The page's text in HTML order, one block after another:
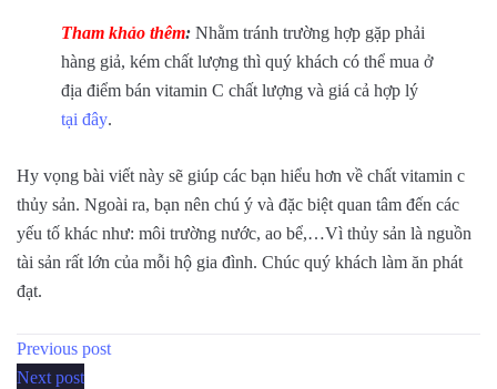
Tham khảo thêm: Nhằm tránh trường hợp gặp phải
hàng giả, kém chất lượng thì quý khách có thể mua ở
địa điểm bán vitamin C chất lượng và giá cả hợp lý
tại đây.
Hy vọng bài viết này sẽ giúp các bạn hiểu hơn về chất vitamin c
thủy sản. Ngoài ra, bạn nên chú ý và đặc biệt quan tâm đến các
yếu tố khác như: môi trường nước, ao bể,…Vì thủy sản là nguồn
tài sản rất lớn của mỗi hộ gia đình. Chúc quý khách làm ăn phát
đạt.
Previous post
Next post